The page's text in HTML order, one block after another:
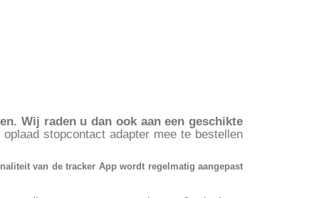
Wij raden u dan ook aan een geschikte
stopcontact adapter mee te bestellen
van de tracker App wordt regelmatig aangepast